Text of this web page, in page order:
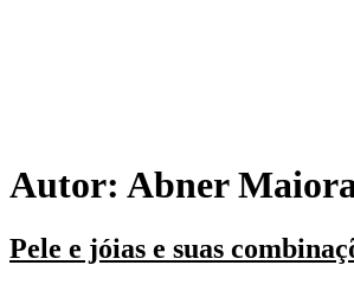
Autor: Abner
Pele e jóias e suas